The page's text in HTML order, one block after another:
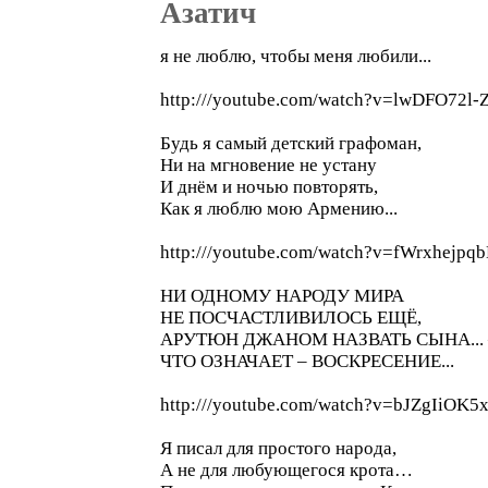
Азатич
я не люблю, чтобы меня любили...
http:///youtube.com/watch?v=lwDFO72l-
Будь я самый детский графоман,
Ни на мгновение не устану
И днём и ночью повторять,
Как я люблю мою Армению...
http:///youtube.com/
НИ ОДНОМУ НАРОДУ МИРА
НЕ ПОСЧАСТЛИВИЛОСЬ ЕЩЁ,
АРУТЮН ДЖАНОМ НАЗВАТЬ СЫНА...
ЧТО ОЗНАЧАЕТ – ВОСКРЕСЕНИЕ...
http:///youtube.com/
Я писал для простого народа,
А не для любующегося крота…